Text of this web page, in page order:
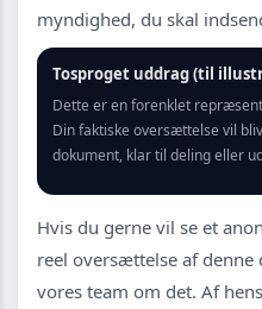
myndighed, du skal
Tosproget uddrag (til
Dette er en forenklet
Din faktiske oversættelse vil
dokument, klar til deling eller
Hvis du gerne vil se et
reel oversættelse af
vores team om det. Af